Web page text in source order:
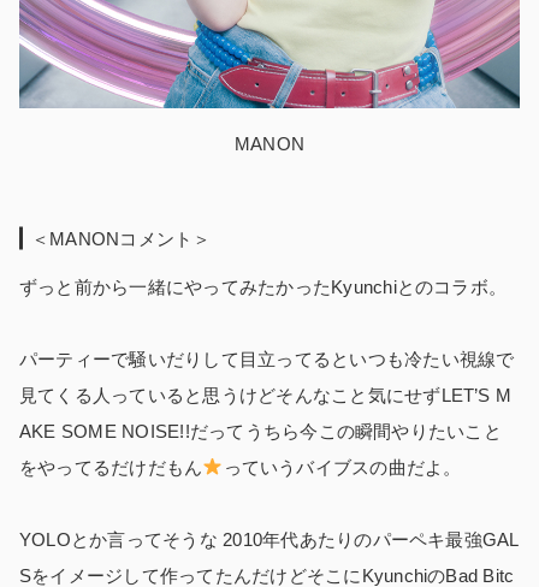
MANON
＜MANONコメント＞
ずっと前から一緒にやってみたかったKyunchiとのコラボ。
パーティーで騒いだりして目立ってるといつも冷たい視線で
見てくる人っていると思うけどそんなこと気にせずLET’S M
AKE SOME NOISE!!だってうちら今この瞬間やりたいこと
をやってるだけだもん
っていうバイブスの曲だよ。
YOLOとか言ってそうな 2010年代あたりのパーペキ最強GAL
Sをイメージして作ってたんだけどそこにKyunchiのBad Bitc